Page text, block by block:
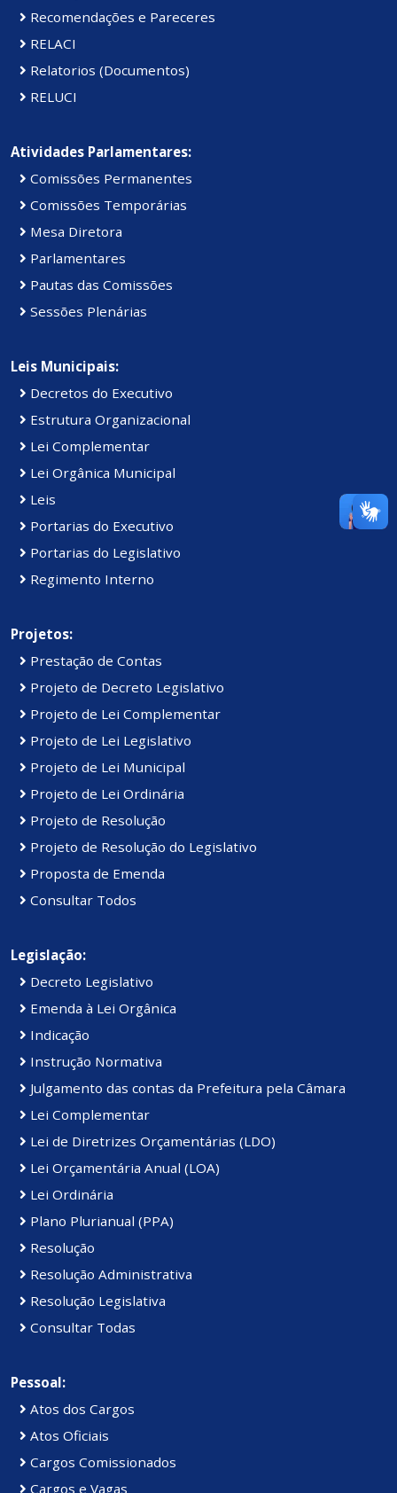
Recomendações e Pareceres
RELACI
Relatorios (Documentos)
RELUCI
Atividades Parlamentares:
Comissões Permanentes
Comissões Temporárias
Mesa Diretora
Parlamentares
Pautas das Comissões
Sessões Plenárias
Leis Municipais:
Decretos do Executivo
Estrutura Organizacional
Lei Complementar
Lei Orgânica Municipal
Leis
Portarias do Executivo
Portarias do Legislativo
Regimento Interno
Projetos:
Prestação de Contas
Projeto de Decreto Legislativo
Projeto de Lei Complementar
Projeto de Lei Legislativo
Projeto de Lei Municipal
Projeto de Lei Ordinária
Projeto de Resolução
Projeto de Resolução do Legislativo
Proposta de Emenda
Consultar Todos
Legislação:
Decreto Legislativo
Emenda à Lei Orgânica
Indicação
Instrução Normativa
Julgamento das contas da Prefeitura pela Câmara
Lei Complementar
Lei de Diretrizes Orçamentárias (LDO)
Lei Orçamentária Anual (LOA)
Lei Ordinária
Plano Plurianual (PPA)
Resolução
Resolução Administrativa
Resolução Legislativa
Consultar Todas
Pessoal:
Atos dos Cargos
Atos Oficiais
Cargos Comissionados
Cargos e Vagas